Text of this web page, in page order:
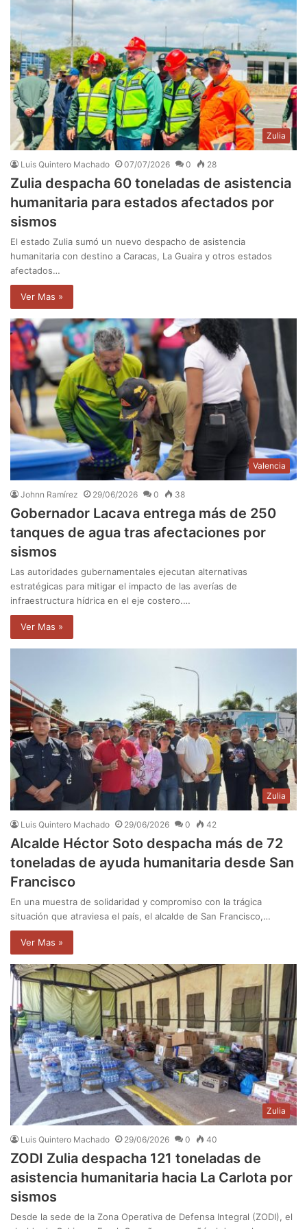
Zulia
Luis Quintero Machado 07/07/2026 0 28
Zulia despacha 60 toneladas de asistencia
humanitaria para estados afectados por
sismos
El estado Zulia sumó un nuevo despacho de asistencia
humanitaria con destino a Caracas, La Guaira y otros estados
afectados…
Ver Mas »
Valencia
Johnn Ramírez 29/06/2026 0 38
Gobernador Lacava entrega más de 250
tanques de agua tras afectaciones por
sismos
Las autoridades gubernamentales ejecutan alternativas
estratégicas para mitigar el impacto de las averías de
infraestructura hídrica en el eje costero.…
Ver Mas »
Zulia
Luis Quintero Machado 29/06/2026 0 42
Alcalde Héctor Soto despacha más de 72
toneladas de ayuda humanitaria desde San
Francisco
En una muestra de solidaridad y compromiso con la trágica
situación que atraviesa el país, el alcalde de San Francisco,…
Ver Mas »
Zulia
Luis Quintero Machado 29/06/2026 0 40
ZODI Zulia despacha 121 toneladas de
asistencia humanitaria hacia La Carlota por
sismos
Desde la sede de la Zona Operativa de Defensa Integral (ZODI), el